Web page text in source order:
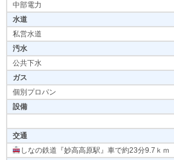
中部電力
水道
私営水道
汚水
公共下水
ガス
個別プロパン
設備
交通
しなの鉄道『妙高高原駅』車で約23分9.7ｋｍ